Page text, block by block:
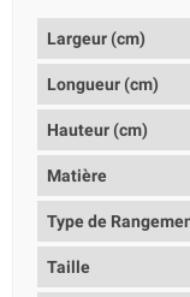
Largeur (cm)
Longueur (cm)
Hauteur (cm)
Matière
Type de
Taille